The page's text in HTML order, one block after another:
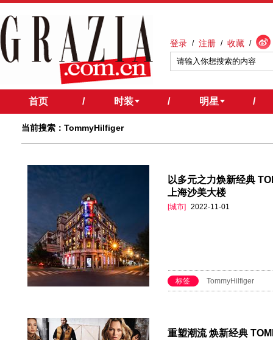
登录 / 注册 / 收藏 /
首页 / 时装 / 明星 /
当前搜索：TommyHilfiger
以多元之力焕新经典
上海沙美大楼
[城市] 2022-11-01
标签 TommyHilfiger
重塑潮流 焕新经典